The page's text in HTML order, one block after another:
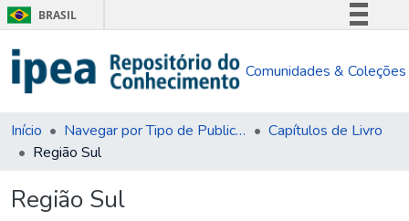
BRASIL
Comunica BR
Acesso à informação
Comunidades & Coleções
Início Navegar por Tipo de Publicação
Capítulos de Livro
Região Sul
Região Sul